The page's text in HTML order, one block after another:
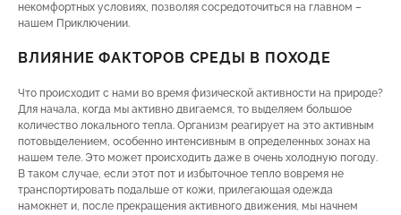
некомфортных условиях, позволяя сосредоточиться на главном –
нашем Приключении.
ВЛИЯНИЕ ФАКТОРОВ СРЕДЫ В ПОХОДЕ
Что происходит с нами во время физической активности на природе?
Для начала, когда мы активно двигаемся, то выделяем большое
количество локального тепла. Организм реагирует на это активным
потовыделением, особенно интенсивным в определенных зонах на
нашем теле. Это может происходить даже в очень холодную погоду.
В таком случае, если этот пот и избыточное тепло вовремя не
транспортировать подальше от кожи, прилегающая одежда
намокнет и, после прекращения активного движения, мы начнем